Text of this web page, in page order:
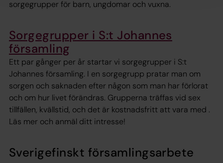
sorgegrupper för barn, ungdomar och vuxna.
Sorgegrupper i S:t Johannes
församling
Ett par gånger per år startar vi sorgegrupper i S:t
Johannes församling. I en sorgegrupp pratar man om
sorgen och saknaden efter någon som man har förlorat
och om hur livet förändras. Grupperna träffas vid sex
tillfällen, kvällstid, och det är kostnadsfritt att vara med .
Läs mer och anmäl ditt intresse!
Sverigefinskt församlingsarbete